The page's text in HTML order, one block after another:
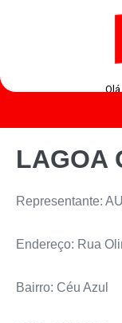
LAGOA
Representante:
Endereço: Rua
Bairro: Céu Azul